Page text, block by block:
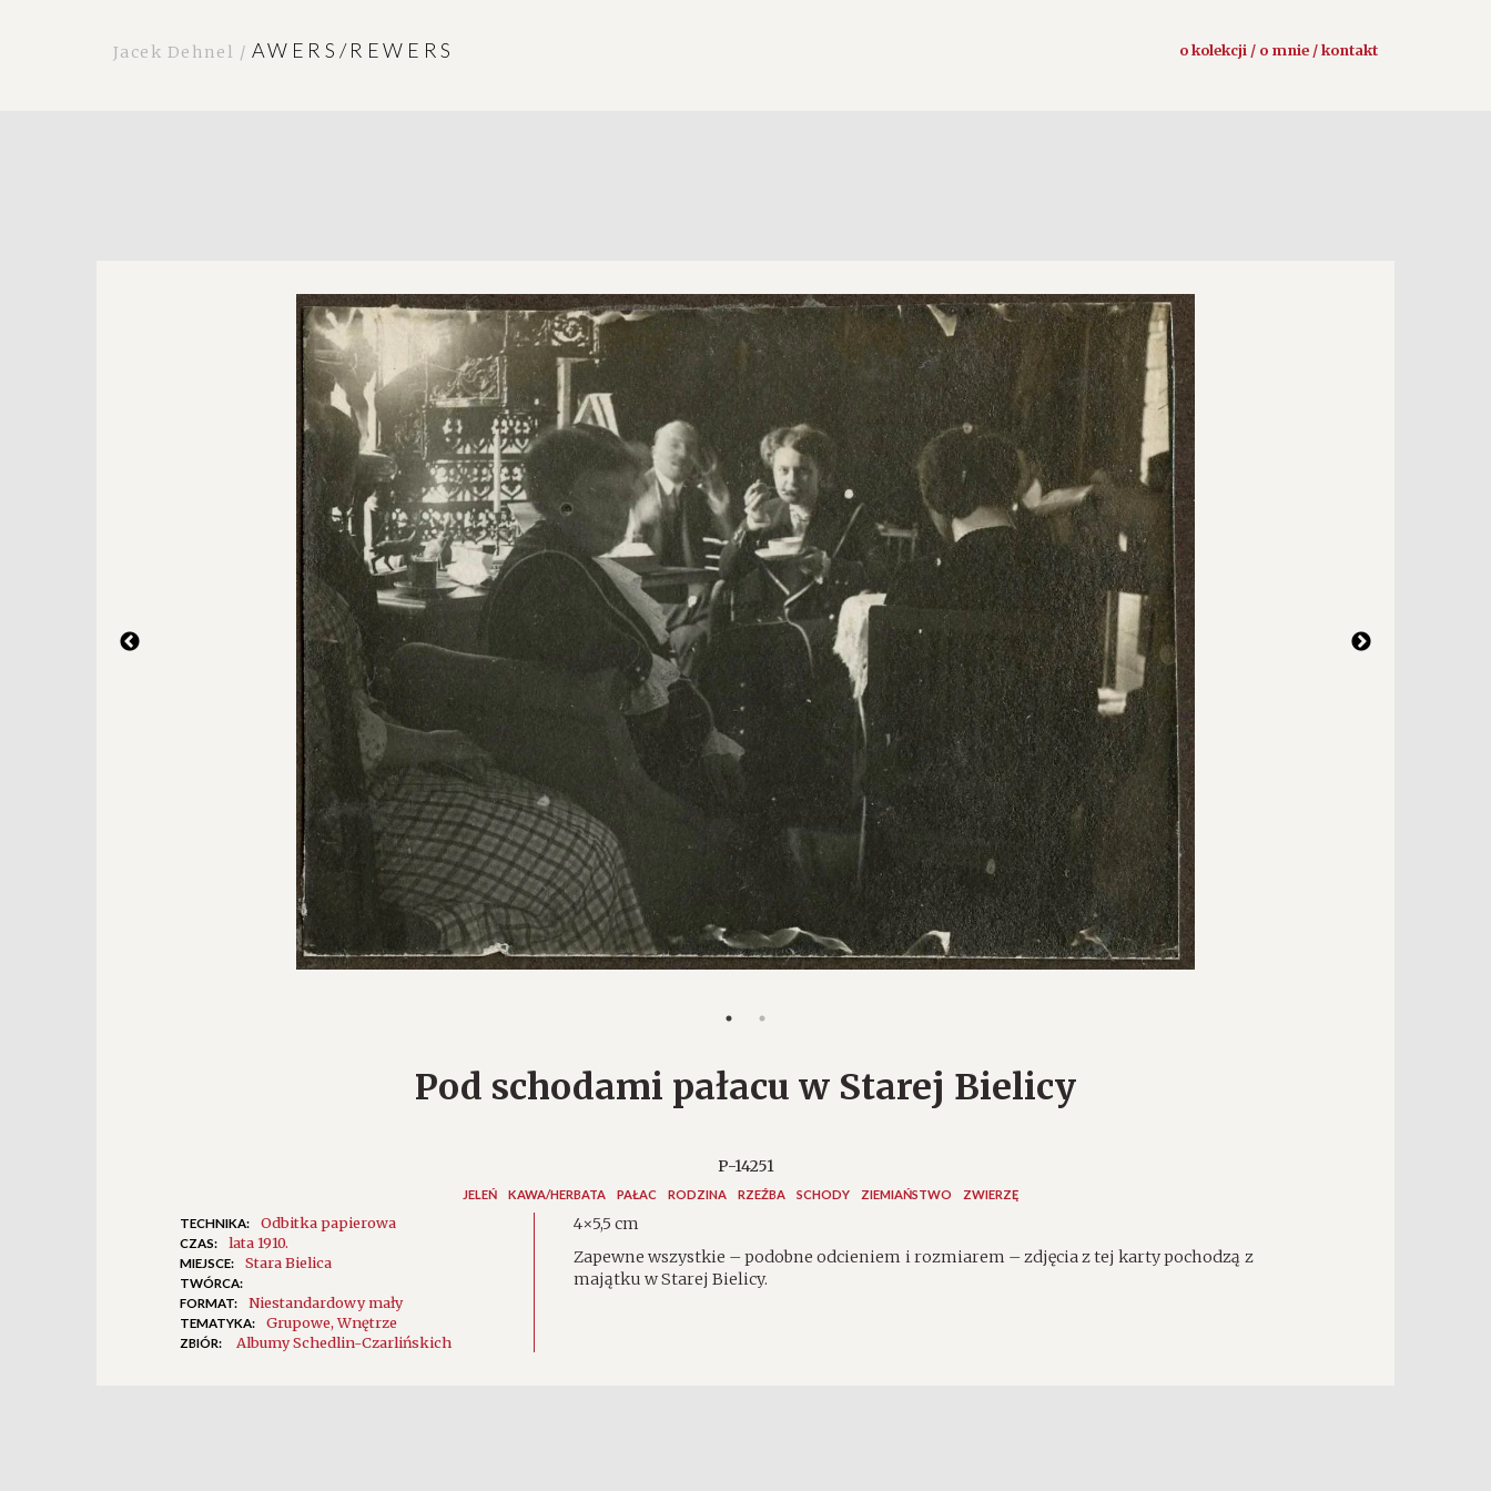
Jacek Dehnel / AWERS/REWERS o kolekcji / o mnie / kontakt
Pod schodami pałacu w Starej Bielicy
P-14251
JELEŃ KAWA/HERBATA PAŁAC RODZINA RZEŹBA SCHODY ZIEMIAŃSTWO ZWIERZĘ
TECHNIKA: Odbitka papierowa
CZAS: lata 1910.
MIEJSCE: Stara Bielica
TWÓRCA:
FORMAT:
Niestandardowy mały
TEMATYKA: Grupowe Wnętrze
ZBIÓR: Albumy Schedlin-Czarlińskich
4×5,5 cm
Zapewne wszystkie – podobne odcieniem i rozmiarem – zdjęcia z tej karty pochodzą z
majątku w Starej Bielicy.